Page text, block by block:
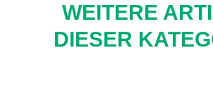
WEITERE
DIESER